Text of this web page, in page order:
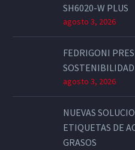
SH6020-W PLUS
agosto 3, 2026
FEDRIGONI
agosto 3, 2026
NUEVAS
ETIQUETAS DE
GRASOS